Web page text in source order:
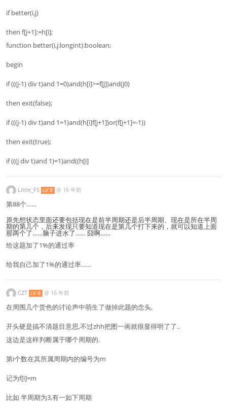
if better(i,j)
then f[j+1]:=h[i];
function better(i,j:longint):boolean;
begin
if (((j-1) div t)and 1=0)and(h[i]>=f[j])and(j0)
then exit(false);
if (((j-1) div t)and 1=1)and(h[i]f[j+1])or(f[j+1]=-1))
then exit(true);
if (((j div t)and 1)=1)and((h[i]
Little_FS LV 8 @ 16 年前
第88个……
原先想状态里面还要包括现在是前半周期还是后半周期、现在是所在半周
期的第几个，后来发现只要知道现在是第几个打下来的，就可以知道上面
那两个了……脑子进水了…… 囧啊……
给这题加了1%的通过率
给我自己加了1%的通过率……
CZT LV 8 @ 16 年前
在周围几个货色的讨论声中萌生了做掉此题的念头,
开头硬是搞不清题目意思,不过zhh把图一画就很显得明了了..
这边是这样判断属于哪个周期的.
第i个数在其所属周期内的编号为m
记为f[i]=m
比如 半周期为3,有一如下周期